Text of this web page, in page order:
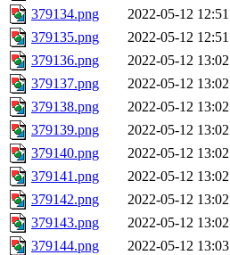
379134.png
2022-05-12 12:51
379135.png
2022-05-12 12:51
379136.png
2022-05-12 13:02
379137.png
2022-05-12 13:02
379138.png
2022-05-12 13:02
379139.png
2022-05-12 13:02
379140.png
2022-05-12 13:02
379141.png
2022-05-12 13:02
379142.png
2022-05-12 13:02
379143.png
2022-05-12 13:02
379144.png
2022-05-12 13:03